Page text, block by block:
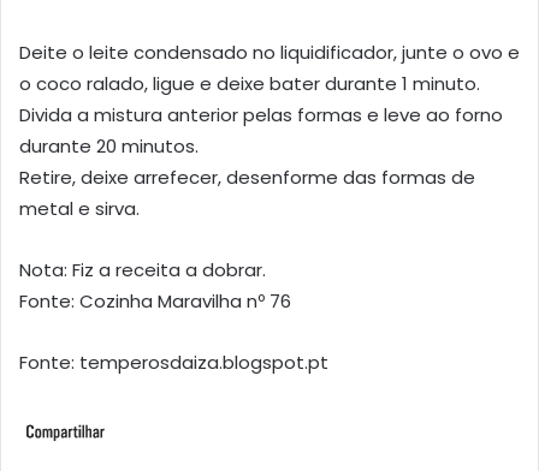
Deite o leite condensado no liquidificador, junte o ovo e
o coco ralado, ligue e deixe bater durante 1 minuto.
Divida a mistura anterior pelas formas e leve ao forno
durante 20 minutos.
Retire, deixe arrefecer, desenforme das formas de
metal e sirva.
Nota: Fiz a receita a dobrar.
Fonte: Cozinha Maravilha nº 76
Fonte: temperosdaiza.blogspot.pt